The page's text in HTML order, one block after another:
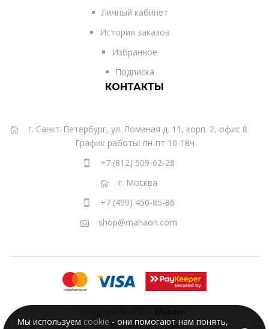
Личный кабинет
История заказов
Избранное
Подписка
КОНТАКТЫ
г. Санкт-Петербург, ул. Ломаная д. 11, корп. 2, офис 8
График работы: пн-пт 10-18ч
+7 (812) 509-62-28
г. Москва
+7 (499) 450-85-86
shop@mahaon.com
Махаон
Все права защищены.
Мы используем cookie - они помогают нам понять,